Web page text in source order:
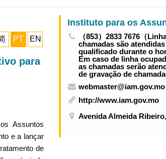
PT EN
para
Assuntos
e a lançar
de
Instituto para os
（853）2833 7676（
chamadas são
qualificado durante o
Em caso de linha
as chamadas serão
de gravação de
webmaster@iam.gov.mo
http://www.iam.gov.mo
Avenida Almeida